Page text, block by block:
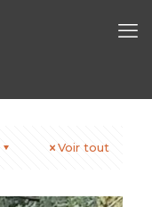
Voir tout